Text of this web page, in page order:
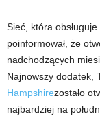
Sieć, która obsługuje
poinformował, że
nadchodzących
Najnowszy dodatek,
Hampshirezostało
najbardziej na